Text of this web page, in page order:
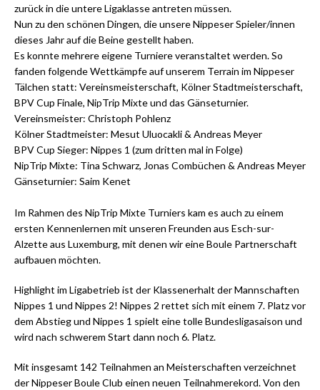
zurück in die untere Ligaklasse antreten müssen.
N un zu den schönen Dingen, die unsere Nippeser Spieler/innen
dieses Jahr auf die Beine gestellt haben.
E s konnte mehrere eigene Turniere veranstaltet werden. So
fanden folgende Wettkämpfe auf unserem Terrain im Nippeser
Tälchen statt: Vereinsmeisterschaft, Kölner Stadtmeisterschaft,
BPV Cup Finale, NipTrip Mixte und das Gänseturnier.
V ereinsmeister: Christoph Pohlenz
K ölner Stadtmeister: Mesut Uluocakli & Andreas Meyer
B PV Cup Sieger: Nippes 1 (zum dritten mal in Folge)
N ipTrip Mixte: Tina Schwarz, Jonas Combüchen & Andreas Meyer
G änseturnier: Saim Kenet
I m Rahmen des NipTrip Mixte Turniers kam es auch zu einem
ersten Kennenlernen mit unseren Freunden aus Esch-sur-
Alzette aus Luxemburg, mit denen wir eine Boule Partnerschaft
aufbauen möchten.
H ighlight im Ligabetrieb ist der Klassenerhalt der Mannschaften
Nippes 1 und Nippes 2! Nippes 2 rettet sich mit einem 7. Platz vor
dem Abstieg und Nippes 1 spielt eine tolle Bundesligasaison und
wird nach schwerem Start dann noch 6. Platz.
M it insgesamt 142 Teilnahmen an Meisterschaften ve rzeichnet
der Nippeser Boule Club einen neuen Teilnahmerekord. Von den